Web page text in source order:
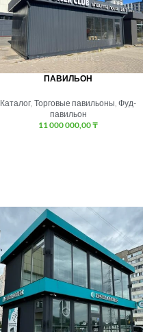
ПАВИЛЬОН
Каталог, Торговые павильоны, Фуд-
павильон
11 000 000,00₸